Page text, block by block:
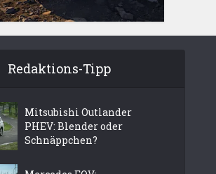
Redaktions-Tipp
Mitsubishi Outlander
PHEV: Blender oder
Schnäppchen?